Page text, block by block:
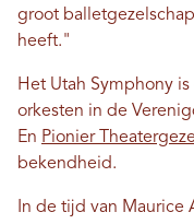
groot
heeft."
Het Utah Symphony
orkesten in de
En Pionier
bekendheid.
In de tijd van Maurice